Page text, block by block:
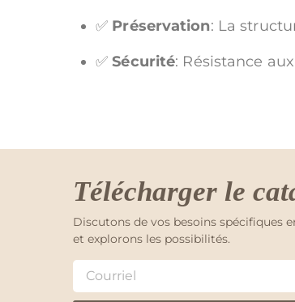
✅ Préservation: La
✅Sécurité: Résistance
Télécharger le
Discutons de vos besoins spécifiques
et explorons les possibilités.